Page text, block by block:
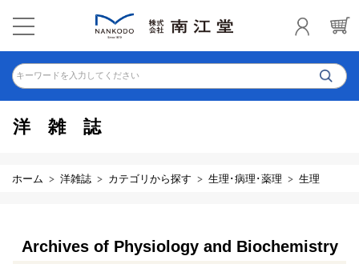
キーワードを入力してください
洋雑誌
ホーム 洋雑誌 カテゴリから探す 生理･病理･薬理 生理
Archives of Physiology and Biochemistry